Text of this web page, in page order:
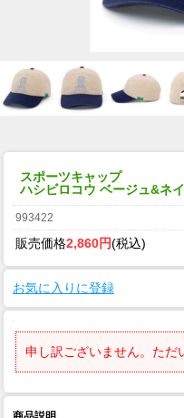
スポーツキャップ
ハシビロコウ ベージュ&ネ
993422
販売価格2,860円(税込)
お気に入りに登録
申し訳ございません。ただ